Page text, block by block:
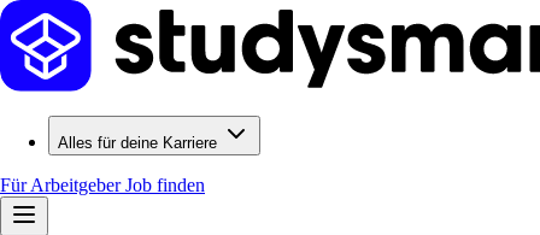
Alles für deine Karriere
Für ArbeitgeberJob finden